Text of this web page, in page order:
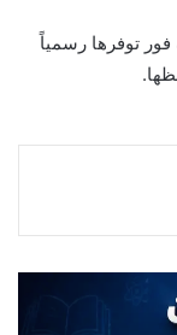
توفرها رسمياً